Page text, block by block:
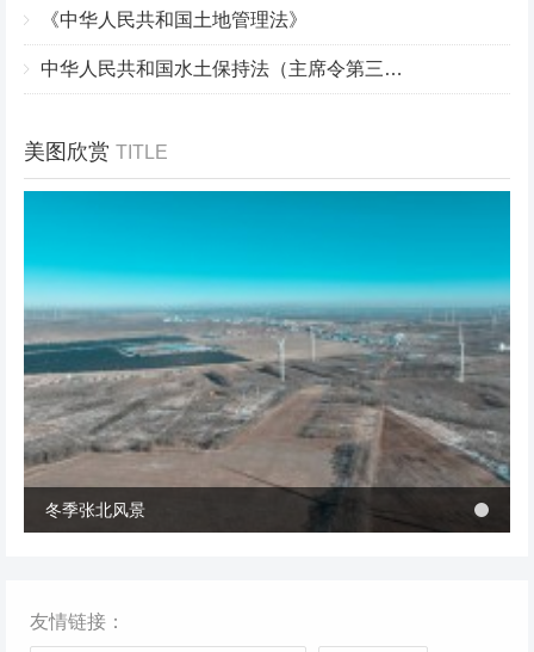
《中华人民共和国土地管理法》
中华人民共和国水土保持法（主席令第三十九号）
美图欣赏 TITLE
冬季张北风景
冬季张北风景
友情链接：